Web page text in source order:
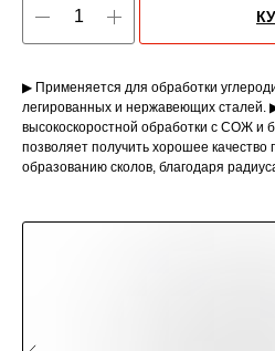
▶ Применяется для обработки
легированных и нержавеющих сталей.
высокоскоростной обработки с СОЖ и
позволяет получить хорошее
образованию сколов, благодаря